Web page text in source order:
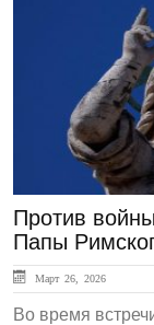
ГЛАВНАЯ
Против
Папы
Март 26, 2026
Во время